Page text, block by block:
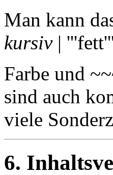
Man kann
kursiv|
Farbe und
sind auch
viele
6.